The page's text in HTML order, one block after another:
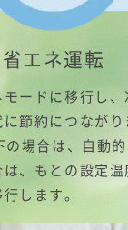
省エネ運転
ードに移行し
節約につなが
場合は、自動
、もとの設定
します。